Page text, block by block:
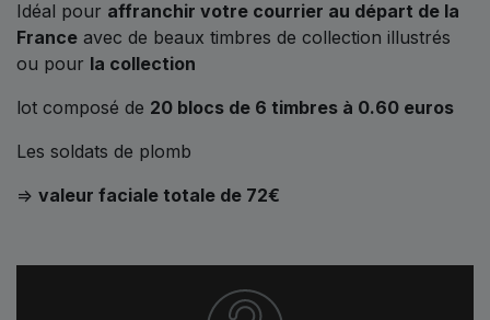
Idéal pour affranchir votre courrier au départ de la
France avec de beaux timbres de collection illustrés
ou pour la collection
lot composé de 20 blocs de 6 timbres à 0.60 euros
Les soldats de plomb
=> valeur faciale totale de 72€